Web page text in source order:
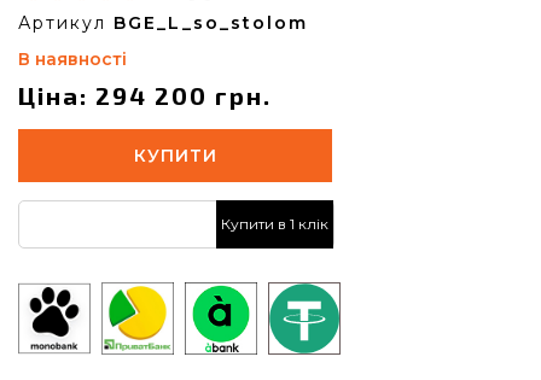
Артикул BGE_L_so_stolom
В наявності
Ціна: 294 200 грн.
КУПИТИ
Купити в 1 клік